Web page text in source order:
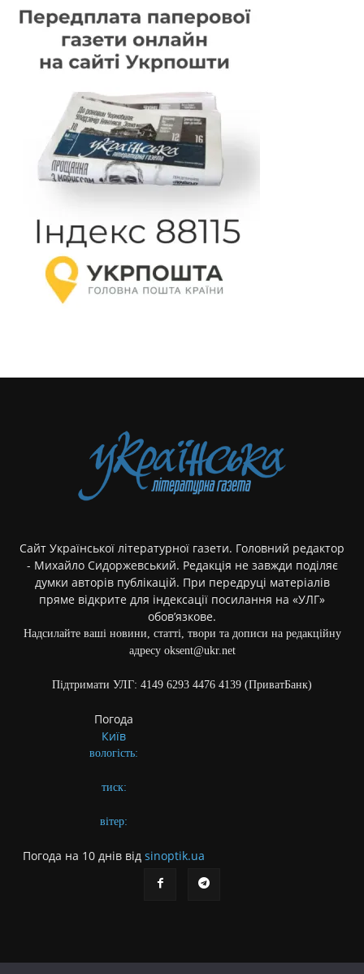
Сайт Української літературної газети. Головний редактор
- Михайло Сидоржевський. Редакція не завжди поділяє
думки авторів публікацій. При передруці матеріалів
пряме відкрите для індексації посилання на «УЛГ»
обов’язкове.
Надсилайте ваші новини, статті, твори та дописи на редакційну
адресу oksent@ukr.net
Підтримати УЛГ: 4149 6293 4476 4139 (ПриватБанк)
Погода
Київ
вологість:
тиск:
вітер:
Погода на 10 днів від sinoptik.ua